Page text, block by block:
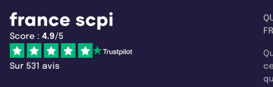
Score : 4.9/5
Sur 531 avis